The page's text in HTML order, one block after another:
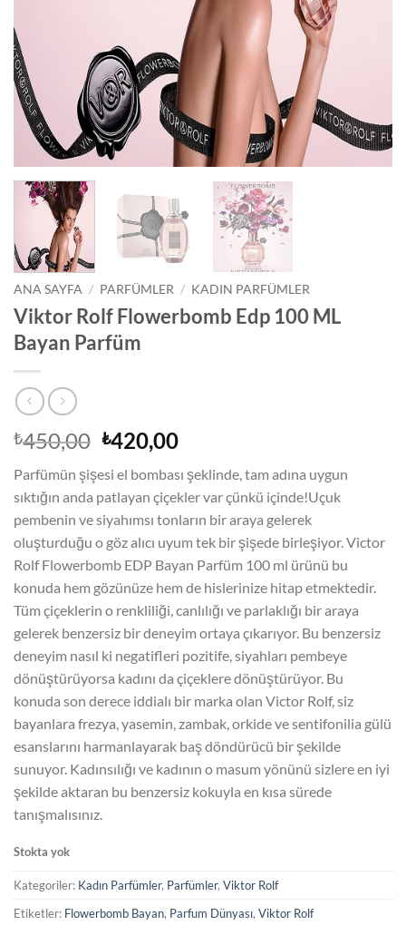
ANA SAYFA / PARFÜMLER / KADIN PARFÜMLER
Viktor Rolf Flowerbomb Edp 100 ML
Bayan Parfüm
₺450,00 Orijinal
fiyat:
₺450,00.
₺420,00Şu
fiyat:
₺420,00.
Parfümün şişesi el bombası şeklinde, tam adına uygun
sıktığın anda patlayan çiçekler var çünkü içinde!Uçuk
pembenin ve siyahımsı tonların bir araya gelerek
oluşturduğu o göz alıcı uyum tek bir şişede birleşiyor. Victor
Rolf Flowerbomb EDP Bayan Parfüm 100 ml ürünü bu
konuda hem gözünüze hem de hislerinize hitap etmektedir.
Tüm çiçeklerin o renkliliği, canlılığı ve parlaklığı bir araya
gelerek benzersiz bir deneyim ortaya çıkarıyor. Bu benzersiz
deneyim nasıl ki negatifleri pozitife, siyahları pembeye
dönüştürüyorsa kadını da çiçeklere dönüştürüyor. Bu
konuda son derece iddialı bir marka olan Victor Rolf, siz
bayanlara frezya, yasemin, zambak, orkide ve sentifonilia gülü
esanslarını harmanlayarak baş döndürücü bir şekilde
sunuyor. Kadınsılığı ve kadının o masum yönünü sizlere en iyi
şekilde aktaran bu benzersiz kokuyla en kısa sürede
tanışmalısınız.
Stokta yok
Kategoriler: Kadın Parfümler, Parfümler, Viktor Rolf
Etiketler: Flowerbomb Bayan, Parfum Dünyası, Viktor Rolf